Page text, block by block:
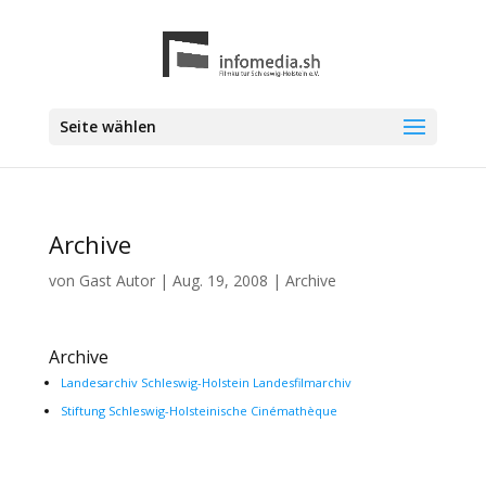
Seite wählen
Archive
von Gast Autor| Aug. 19, 2008 | Archive
Archive
Landesarchiv Schleswig-Holstein Landesfilmarchiv
Stiftung Schleswig-Holsteinische Cinémathèque